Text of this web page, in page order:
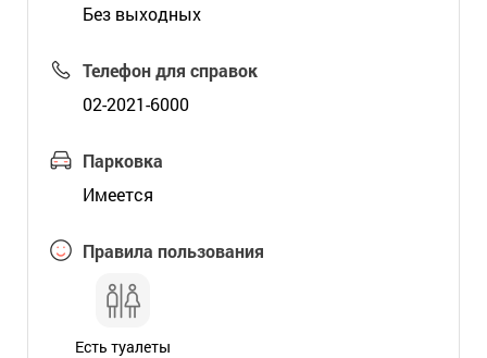
Без выходных
Телефон для справок
02-2021-6000
Парковка
Имеется
Правила пользования
Есть туалеты